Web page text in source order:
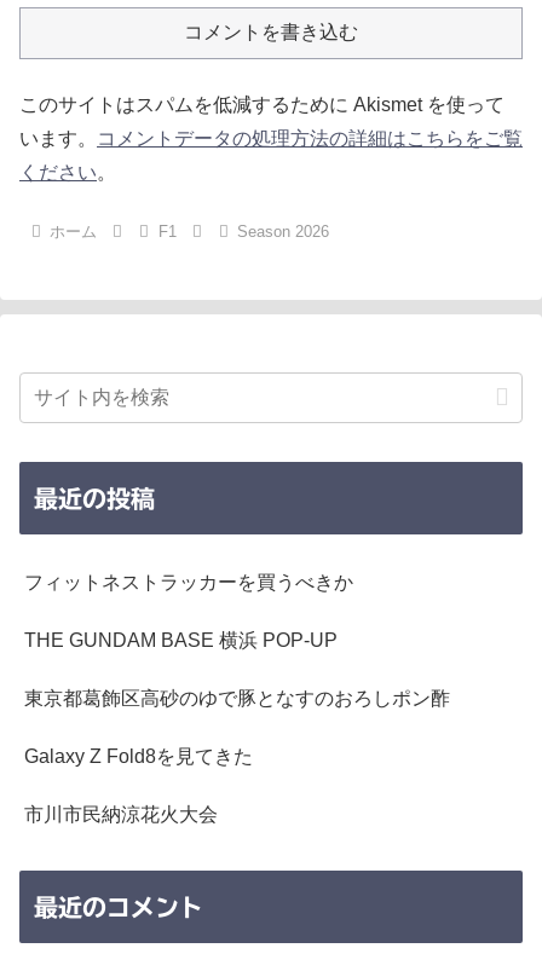
コメントを書き込む
このサイトはスパムを低減するために Akismet を使って
います。
コメントデータの処理方法の詳細はこちらをご覧
ください。
ホーム F1 Season 2026
最近の投稿
フィットネストラッカーを買うべきか
THE GUNDAM BASE 横浜 POP-UP
東京都葛飾区高砂のゆで豚となすのおろしポン酢
Galaxy Z Fold8を見てきた
市川市民納涼花火大会
最近のコメント